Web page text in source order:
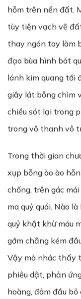
hỗm trên nền đất.
tùy tiện vạch vẽ
thay ngón tay làm
đạo bùa hình bát
lánh kim quang tới
giây lát bỗng chìm
chiều sót lại trong
trong vô thanh vô
Trong thời gian
xụp bỗng ào ào
chống, trên gác
ma quỷ quái. Nào
quỷ khật khừ máu
gớm chẳng kém
Vậy mà nhác thấy
phiêu dật, phản
hoàng, đâm đầu